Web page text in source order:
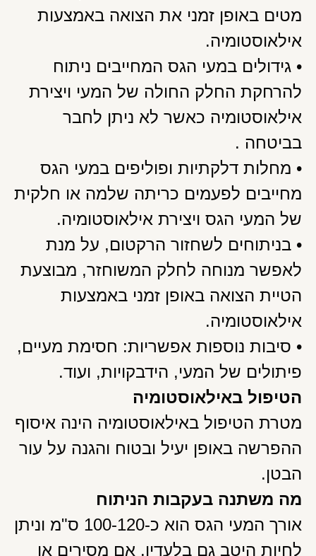
מטים באופן זמני את הצואה באמצעות
אילאוסטומיה.
• גידולים במעי הגס המחייבים ניתוח
להרחקת החלק החולה של המעי ויצירת
אילאוסטומיה כאשר לא ניתן לחבר
בביטחה .
• מחלות דלקתיות ופוליפים במעי הגס
מחייבים לפעמים כריתה שלמה או חלקית
של המעי הגס ויצירת אילאוסטומיה.
• בניתוחים לשחזור הרקטום, על מנת
לאפשר מנוחה לחלק המשוחזר, מבוצעת
הטיית הצואה באופן זמני באמצעות
אילאוסטומיה.
• סיבות נוספות אפשריות: חסימת מעיים,
פיתולים של המעי, הידבקויות, ועוד.
הטיפול באילאוסטומיה
מטרת הטיפול באילאוסטומיה הינה איסוף
ההפרשה באופן יעיל ובטוח והגנה על עור
הבטן.
מה משתנה בעקבות הניתוח
אורך המעי הגס הוא כ-100-120 ס"מ וניתן
לחיות היטב גם בלעדיו. אם מסירים או